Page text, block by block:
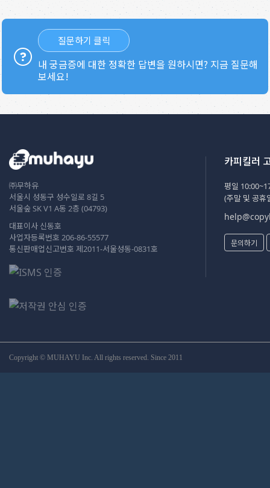
질문하기 클릭
내 궁금증에 대한 정확한 답변을 원하시면? 지금 질문해
보세요!
㈜무하유
서울시 성동구 성수일로 8길 5
서울숲 SK V1 A동 2층 (04793)
대표이사 신동호
사업자등록번호 206-86-55577
통신판매업신고번호 제2011-서울성동-0831호
카피킬러
평일
(주말 및 공휴
문의하기
Copyright © MUHAYU Inc. All rights reserved. Since 2011